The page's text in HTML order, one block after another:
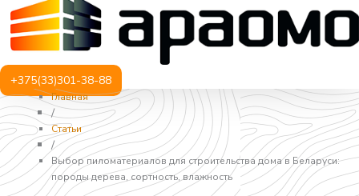
+375(33)301-38-88
Главная
/
Статьи
/
Выбор пиломатериалов для строительства дома в Беларуси:
породы дерева, сортность, влажность